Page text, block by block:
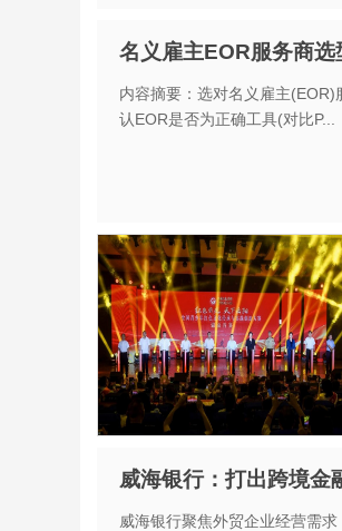
名义雇主EOR服务商
内容摘要：选对名义雇主
认EOR是否为正确工具(对比P...
威海银行：打出跨境金
威海银行聚焦外贸企业经营需